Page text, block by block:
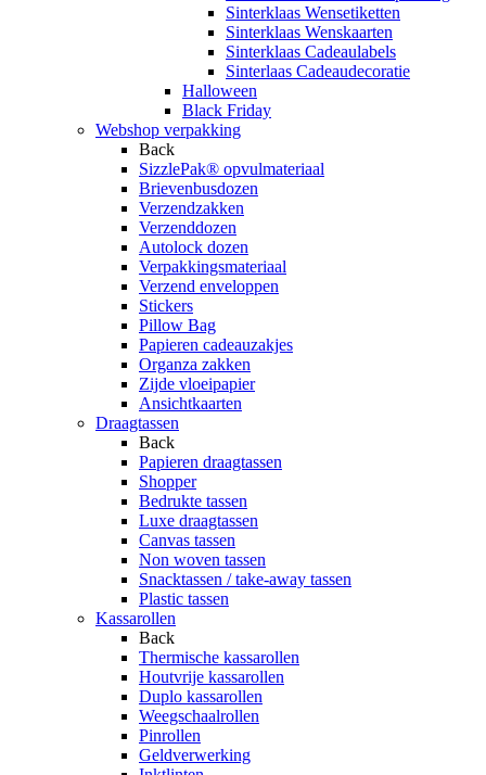
Sinterklaas Wensetiketten
Sinterklaas Wenskaarten
Sinterklaas Cadeaulabels
Sinterlaas Cadeaudecoratie
Halloween
Black Friday
Webshop verpakking
Back
SizzlePak® opvulmateriaal
Brievenbusdozen
Verzendzakken
Verzenddozen
Autolock dozen
Verpakkingsmateriaal
Verzend enveloppen
Stickers
Pillow Bag
Papieren cadeauzakjes
Organza zakken
Zijde vloeipapier
Ansichtkaarten
Draagtassen
Back
Papieren draagtassen
Shopper
Bedrukte tassen
Luxe draagtassen
Canvas tassen
Non woven tassen
Snacktassen / take-away tassen
Plastic tassen
Kassarollen
Back
Thermische kassarollen
Houtvrije kassarollen
Duplo kassarollen
Weegschaalrollen
Pinrollen
Geldverwerking